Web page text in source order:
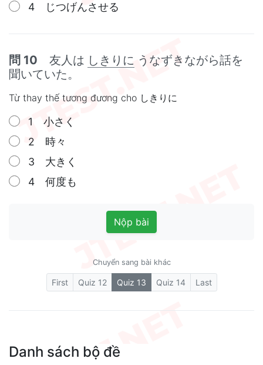
4 じつげんさせる
問 10 友人は しきりに うなずきながら話を
聞いていた。
Từ thay thế tương đương cho しきりに
1 小さく
2 時々
3 大きく
4 何度も
Nộp bài
Chuyển sang bài khác
First Quiz 12 Quiz 13(current)
Quiz 14 Last
Danh sách bộ đề